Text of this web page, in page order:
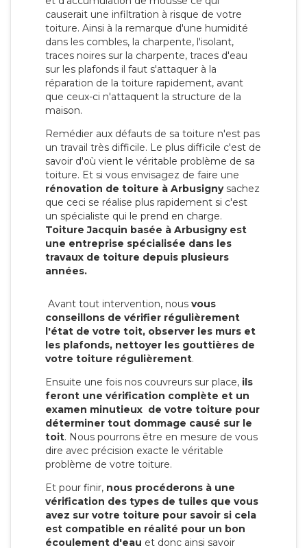
causerait une infiltration à risque de votre
toiture. Ainsi à la remarque d'une humidité
dans les combles, la charpente, l'isolant,
traces noires sur la charpente, traces d'eau
sur les plafonds il faut s'attaquer à la
réparation de la toiture rapidement, avant
que ceux-ci n'attaquent la structure de la
maison.
Remédier aux défauts de sa toiture n'est pas
un travail très difficile. Le plus difficile c'est de
savoir d'où vient le véritable problème de sa
toiture. Et si vous envisagez de faire une
rénovation de toiture à Arbusignysachez
que ceci se réalise plus rapidement si c'est
un spécialiste qui le prend en charge.
Toiture Jacquin basée à Arbusigny est
une entreprise spécialisée dans les
travaux de toiture depuis plusieurs
années.
Avant tout intervention, nous vous
conseillons de vérifier régulièrement
l'état de votre toit, observer les murs et
les plafonds, nettoyer les gouttières de
votre toiture régulièrement.
Ensuite une fois nos couvreurs sur place, ils
feront une vérification complète et un
examen minutieux de votre toiture pour
déterminer tout dommage causé sur le
toit. Nous pourrons être en mesure de vous
dire avec précision exacte le véritable
problème de votre toiture.
Et pour finir, nous procéderons à une
vérification des types de tuiles que vous
avez sur votre toiture pour savoir si cela
est compatible en réalité pour un bon
écoulement d'eau et donc ainsi savoir